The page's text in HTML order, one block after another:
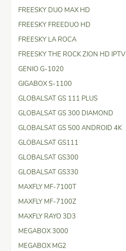
FREESKY DUO MAX HD
FREESKY FREEDUO HD
FREESKY LA ROCA
FREESKY THE ROCK ZION HD IPTV
GENIO G-1020
GIGABOX S-1100
GLOBALSAT GS 111 PLUS
GLOBALSAT GS 300 DIAMOND
GLOBALSAT GS 500 ANDROID 4K
GLOBALSAT GS111
GLOBALSAT GS300
GLOBALSAT GS330
MAXFLY MF-7100T
MAXFLY MF-7100Z
MAXFLY RAYO 3D3
MEGABOX 3000
MEGABOX MG2